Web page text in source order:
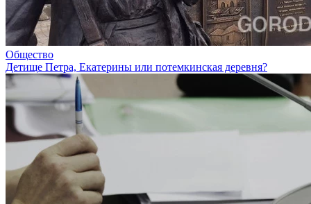
Общество
Детище Петра, Екатерины или потемкинская деревня?